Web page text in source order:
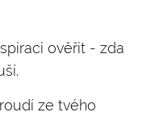
ověřit - zda
ze tvého